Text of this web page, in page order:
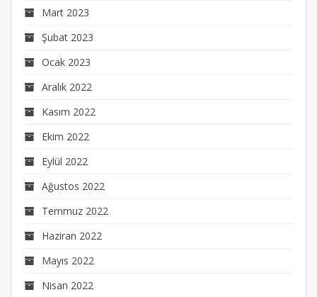
Mart 2023
Şubat 2023
Ocak 2023
Aralık 2022
Kasım 2022
Ekim 2022
Eylül 2022
Ağustos 2022
Temmuz 2022
Haziran 2022
Mayıs 2022
Nisan 2022